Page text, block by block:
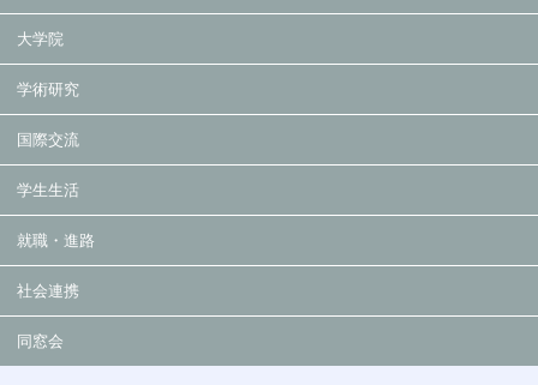
大学院
学術研究
国際交流
学生生活
就職・進路
社会連携
同窓会